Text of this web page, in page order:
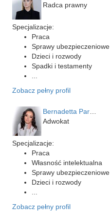
Radca prawny
Specjalizacje:
Praca
Sprawy ubezpieczeniowe
Dzieci i rozwody
Spadki i testamenty
...
Zobacz pełny profil
Bernadetta Parusińska- U…
Adwokat
Specjalizacje:
Praca
Własność intelektualna
Sprawy ubezpieczeniowe
Dzieci i rozwody
...
Zobacz pełny profil